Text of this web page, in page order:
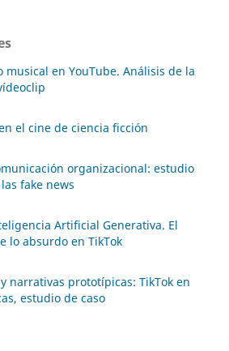
musical en YouTube. Análisis de la
el cine de ciencia ficción
organizacional: estudio
fake news
Artificial Generativa. El
lo absurdo en TikTok
narrativas prototípicas: TikTok en
estudio de caso